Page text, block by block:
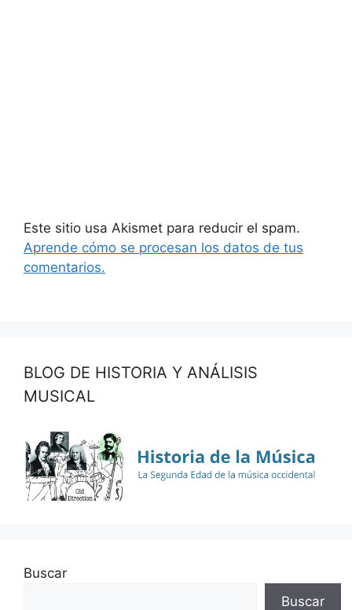
Este sitio usa Akismet para reducir el spam.
Aprende cómo se procesan los datos de tus
comentarios.
BLOG DE HISTORIA Y ANÁLISIS
MUSICAL
Buscar
Buscar